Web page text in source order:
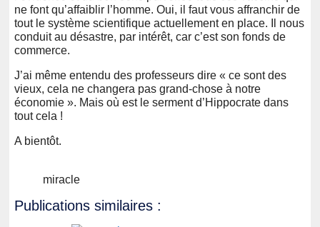
ne font qu’affaiblir l’homme. Oui, il faut vous affranchir de
tout le système scientifique actuellement en place. Il nous
conduit au désastre, par intérêt, car c’est son fonds de
commerce.
J’ai même entendu des professeurs dire « ce sont des
vieux, cela ne changera pas grand-chose à notre
économie ». Mais où est le serment d’Hippocrate dans
tout cela !
A bientôt.
miracle
Publications similaires :